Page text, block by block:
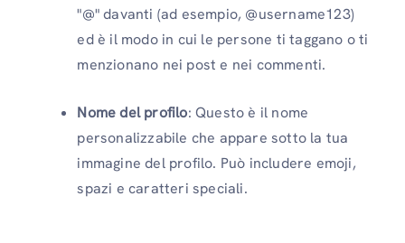
"@" davanti (ad esempio, @username123)
ed è il modo in cui le persone ti taggano o ti
menzionano nei post e nei commenti.
Nome del profilo: Questo è il nome
personalizzabile che appare sotto la tua
immagine del profilo. Può includere emoji,
spazi e caratteri speciali.